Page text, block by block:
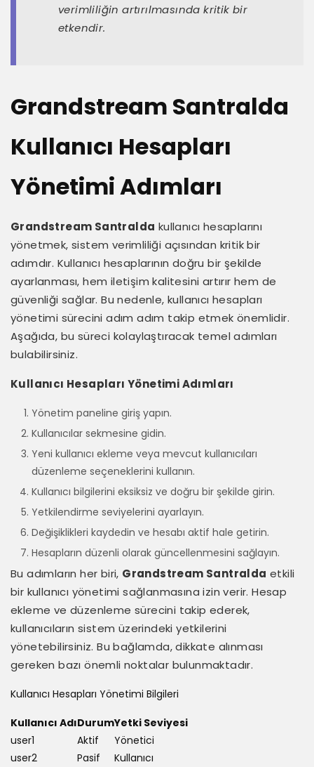
verimliliğin artırılmasında kritik bir
etkendir.
Grandstream Santralda
Kullanıcı Hesapları
Yönetimi Adımları
Grandstream Santralda kullanıcı hesaplarını
yönetmek, sistem verimliliği açısından kritik bir
adımdır. Kullanıcı hesaplarının doğru bir şekilde
ayarlanması, hem iletişim kalitesini artırır hem de
güvenliği sağlar. Bu nedenle, kullanıcı hesapları
yönetimi sürecini adım adım takip etmek önemlidir.
Aşağıda, bu süreci kolaylaştıracak temel adımları
bulabilirsiniz.
Kullanıcı Hesapları Yönetimi Adımları
Yönetim paneline giriş yapın.
Kullanıcılar sekmesine gidin.
Yeni kullanıcı ekleme veya mevcut kullanıcıları
düzenleme seçeneklerini kullanın.
Kullanıcı bilgilerini eksiksiz ve doğru bir şekilde girin.
Yetkilendirme seviyelerini ayarlayın.
Değişiklikleri kaydedin ve hesabı aktif hale getirin.
Hesapların düzenli olarak güncellenmesini sağlayın.
Bu adımların her biri, Grandstream Santralda etkili
bir kullanıcı yönetimi sağlanmasına izin verir. Hesap
ekleme ve düzenleme sürecini takip ederek,
kullanıcıların sistem üzerindeki yetkilerini
yönetebilirsiniz. Bu bağlamda, dikkate alınması
gereken bazı önemli noktalar bulunmaktadır.
Kullanıcı Hesapları Yönetimi Bilgileri
Kullanıcı AdıDurumYetki Seviyesi
user1
Aktif
Yönetici
user2
Pasif
Kullanıcı